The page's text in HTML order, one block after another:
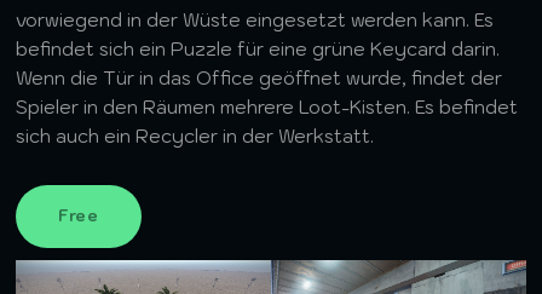
vorwiegend in der Wüste eingesetzt werden kann. Es
befindet sich ein Puzzle für eine grüne Keycard darin.
Wenn die Tür in das Office geöffnet wurde, findet der
Spieler in den Räumen mehrere Loot-Kisten. Es befindet
sich auch ein Recycler in der Werkstatt.
Free